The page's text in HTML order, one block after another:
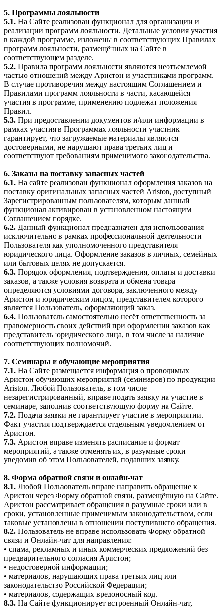
5. Программы лояльности
5.1. На Сайте реализован функционал для организации и
реализации программ лояльности. Детальные условия участия
в каждой программе, изложены в соответствующих Правилах
программ лояльности, размещённых на Сайте в
соответствующем разделе.
5.2. Правила программ лояльности являются неотъемлемой
частью отношений между Аристон и участниками программ.
В случае противоречия между настоящим Соглашением и
Правилами программ лояльности в части, касающейся
участия в программе, применению подлежат положения
Правил.
5.3. При предоставлении документов и/или информации в
рамках участия в Программах лояльности участник
гарантирует, что загружаемые материалы являются
достоверными, не нарушают права третьих лиц и
соответствуют требованиям применимого законодательства.
6. Заказы на поставку запасных частей
6.1. На сайте реализован функционал оформления заказов на
поставку оригинальных запасных частей Ariston, доступный
Зарегистрированным пользователям, которым данный
функционал активирован в установленном настоящим
Соглашением порядке.
6.2. Данный функционал предназначен для использования
исключительно в рамках профессиональной деятельности
Пользователя как уполномоченного представителя
юридического лица. Оформление заказов в личных, семейных
или бытовых целях не допускается.
6.3. Порядок оформления, подтверждения, оплаты и доставки
заказов, а также условия возврата и обмена товара
определяются условиями договора, заключенного между
Аристон и юридическим лицом, представителем которого
является Пользователь, оформляющий заказ.
6.4. Пользователь самостоятельно несёт ответственность за
правомерность своих действий при оформлении заказов как
представитель юридического лица, в том числе за наличие
соответствующих полномочий.
7. Семинары и обучающие мероприятия
7.1. На Сайте размещается информация о проводимых
Аристон обучающих мероприятий (семинаров) по продукции
Ariston. Любой Пользователь, в том числе
незарегистрированный, вправе подать заявку на участие в
семинаре, заполнив соответствующую форму на Сайте.
7.2. Подача заявки не гарантирует участие в мероприятии.
Факт участия подтверждается отдельным уведомлением от
Аристон.
7.3. Аристон вправе изменять расписание и формат
мероприятий, а также отменять их, в разумные сроки
уведомив об этом Пользователей, подавших заявку.
8. Форма обратной связи и онлайн-чат
8.1. Любой Пользователь вправе направить обращение к
Аристон через Форму обратной связи, размещённую на Сайте.
Аристон рассматривает обращения в разумные сроки или в
сроки, установленные применимым законодательством, если
таковые установлены в отношении поступившего обращения.
8.2. Пользователь не вправе использовать Форму обратной
связи и Онлайн-чат для направления:
• спама, рекламных и иных коммерческих предложений без
предварительного согласия Аристон;
• недостоверной информации;
• материалов, нарушающих права третьих лиц или
законодательство Российской Федерации;
• материалов, содержащих вредоносный код.
8.3. На Сайте функционирует встроенный Онлайн-чат,